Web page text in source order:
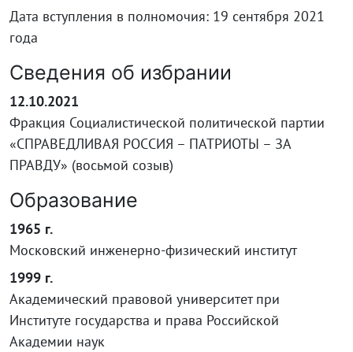
Дата вступления в полномочия: 19 сентября 2021
года
Сведения об избрании
12.10.2021
Фракция Социалистической политической партии
«СПРАВЕДЛИВАЯ РОССИЯ – ПАТРИОТЫ – ЗА
ПРАВДУ» (восьмой созыв)
Образование
1965 г.
Московский инженерно-физический институт
1999 г.
Академический правовой университет при
Институте государства и права Российской
Академии наук